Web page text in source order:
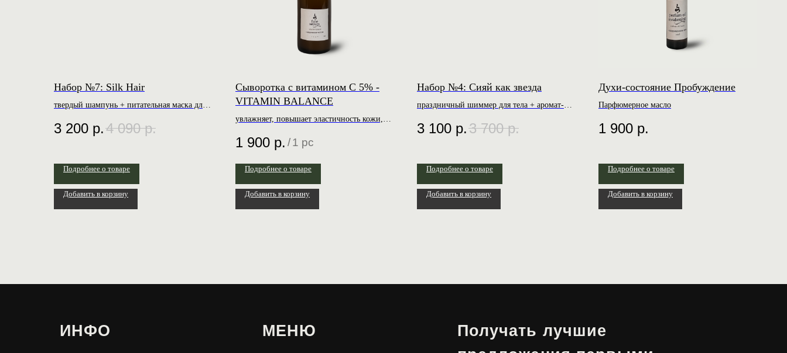
Набор №7: Silk Hair
твердый шампунь + питательная маска для
кондиционер с кератином
3 200 р.4 090 р.
Подробнее о товаре
Добавить в корзину
Сыворотка с витамином С 5% -
VITAMIN BALANCE
увлажняет, повышает эластичность кожи,
1 900 р. /1 pc
Подробнее о товаре
Добавить в корзину
Набор №4: Сияй как звезда
праздничный шиммер для тела + аромат-
3 100 р.3 700 р.
Подробнее о товаре
Добавить в корзину
Духи-состояние Пробуждение
Парфюмерное масло
1 900 р.
Подробнее о товаре
Добавить в корзину
Договор оферты
FAQ
Личный кабинет
Telegram